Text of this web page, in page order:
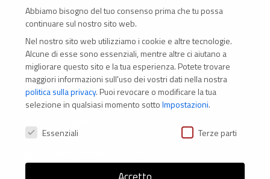
CONTATTI
Via Marconi 69 – 40122 Bologna (Italia)
Tel. +39 051 294 775
Abbiamo bisogno del tuo consenso prima che tu possa
continuare sul nostro sito web.
Nel nostro sito web utilizziamo i cookie e altre tecnologie.
Alcune di esse sono essenziali, mentre altre ci aiutano a
migliorare questo sito e la tua esperienza. Potete trovare
maggiori informazioni sull'uso dei vostri dati nella nostra
politica sulla privacy. Puoi revocare o modificare la tua
selezione in qualsiasi momento sottoImpostazioni.
Preferenze Privacy
Essenziali Terze parti